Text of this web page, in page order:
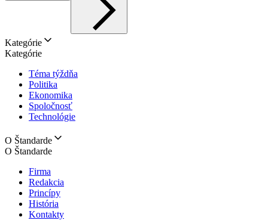
Kategórie
Kategórie
Téma týždňa
Politika
Ekonomika
Spoločnosť
Technológie
O Štandarde
O Štandarde
Firma
Redakcia
Princípy
História
Kontakty